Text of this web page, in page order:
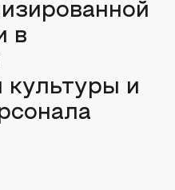
в
культуры и